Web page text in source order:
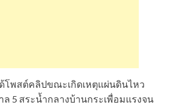
โพสต์คลิปขณะเกิดเหตุแผ่นดินไหว
5 สระน้ำกลางบ้านกระเพื่อมแรงจน